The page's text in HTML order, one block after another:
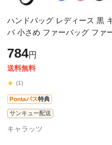
ハンドバッグ レディース 黒
バ 小さめ ファーバッグ ファ
いい おしゃれ FP01 ミニバッ
ー
784円
送料無料
★ (1)
Pontaパス特典
サンキュー配送
キャラッツ